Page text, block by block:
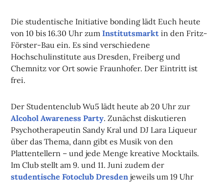
Die studentische Initiative bonding lädt Euch heute
von 10 bis 16.30 Uhr zumInstitutsmarkt in den Fritz-
Förster-Bau ein. Es sind verschiedene
Hochschulinstitute aus Dresden, Freiberg und
Chemnitz vor Ort sowie Fraunhofer. Der Eintritt ist
frei.
Der Studentenclub Wu5 lädt heute ab 20 Uhr zur
Alcohol Awareness Party. Zunächst diskutieren
Psychotherapeutin Sandy Kral und DJ Lara Liqueur
über das Thema, dann gibt es Musik von den
Plattentellern – und jede Menge kreative Mocktails.
Im Club stellt am 9. und 11. Juni zudem der
studentische Fotoclub Dresden jeweils um 19 Uhr